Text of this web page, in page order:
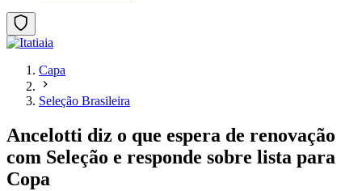
Capa
Seleção Brasileira
Ancelotti diz o que espera de renovação
com Seleção e responde sobre lista para
Copa